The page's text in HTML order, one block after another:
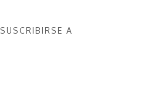
SUSCRIBIRSE A